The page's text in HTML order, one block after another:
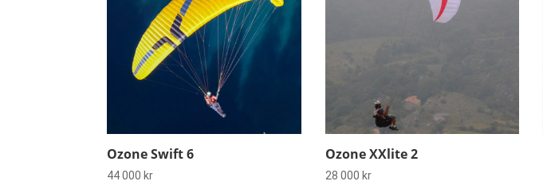
Ozone Swift 6
44 000 kr
Ozone XXlite 2
28 000 kr